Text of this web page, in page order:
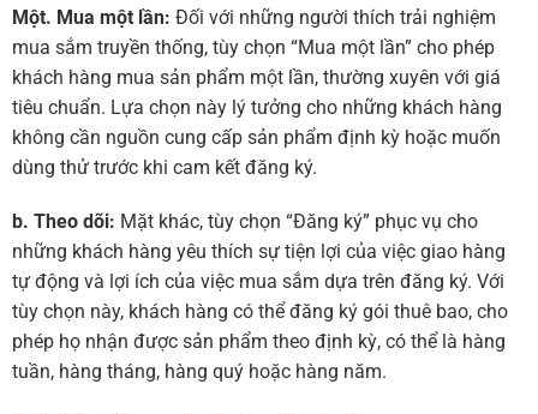
Một. Mua một lần: Đối với những người thích trải nghiệm
mua sắm truyền thống, tùy chọn “Mua một lần” cho phép
khách hàng mua sản phẩm một lần, thường xuyên với giá
tiêu chuẩn. Lựa chọn này lý tưởng cho những khách hàng
không cần nguồn cung cấp sản phẩm định kỳ hoặc muốn
dùng thử trước khi cam kết đăng ký.
b. Theo dõi: Mặt khác, tùy chọn “Đăng ký” phục vụ cho
những khách hàng yêu thích sự tiện lợi của việc giao hàng
tự động và lợi ích của việc mua sắm dựa trên đăng ký. Với
tùy chọn này, khách hàng có thể đăng ký gói thuê bao, cho
phép họ nhận được sản phẩm theo định kỳ, có thể là hàng
tuần, hàng tháng, hàng quý hoặc hàng năm.